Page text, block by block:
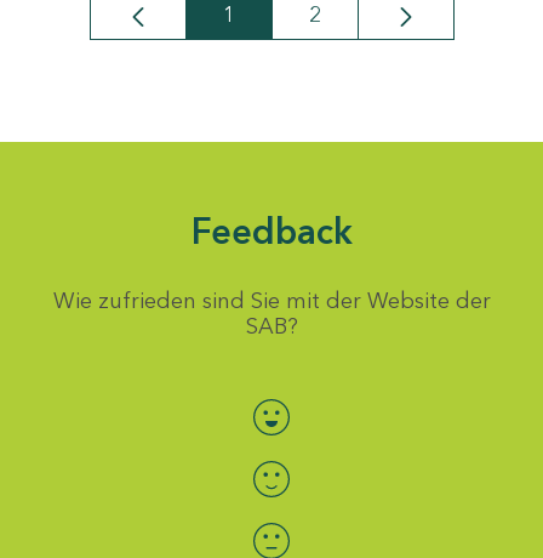
Seite
1 Seite
2
Feedback
Wie zufrieden sind Sie mit der Website der
SAB?
Bewertung auswählen